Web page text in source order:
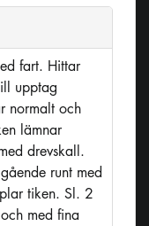
fart. Hittar
upptag
normalt och
lämnar
drevskall.
runt med
tiken. Sl. 2
med fina